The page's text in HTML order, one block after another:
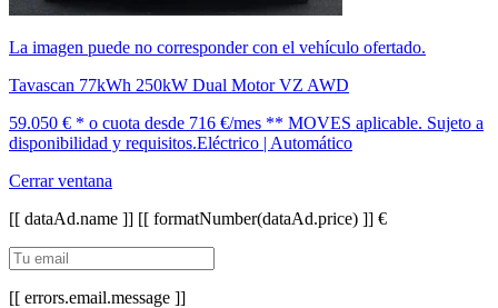
La imagen puede no corresponder con el vehículo ofertado.
Tavascan 77kWh 250kW Dual Motor VZ AWD
59.050 € * o cuota desde 716 €/mes ** MOVES aplicable. Sujeto a
disponibilidad y requisitos.Eléctrico | Automático
Cerrar ventana
[[ dataAd.name ]] [[ formatNumber(dataAd.price) ]] €
[[ errors.email.message ]]